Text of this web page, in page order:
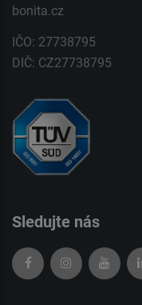
bonita.cz
IČO: 27738795
DIČ: CZ27738795
Sledujte nás